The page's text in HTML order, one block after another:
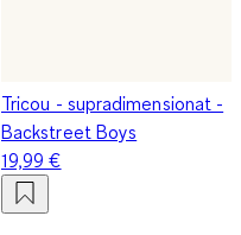
Tricou - supradimensionat -
Backstreet Boys
19,99 €